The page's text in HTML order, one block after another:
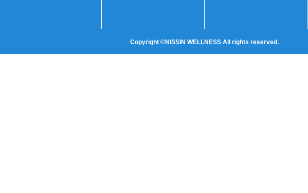
Copyright ©NISSIN WELLNESS All rights reserved.